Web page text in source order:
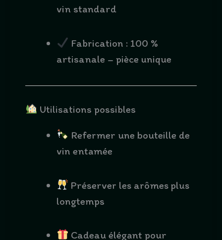
vin standard
Fabrication : 100 %
artisanale – pièce unique
Utilisations possibles
Refermer une bouteille de
vin entamée
Préserver les arômes plus
longtemps
Cadeau élégant pour